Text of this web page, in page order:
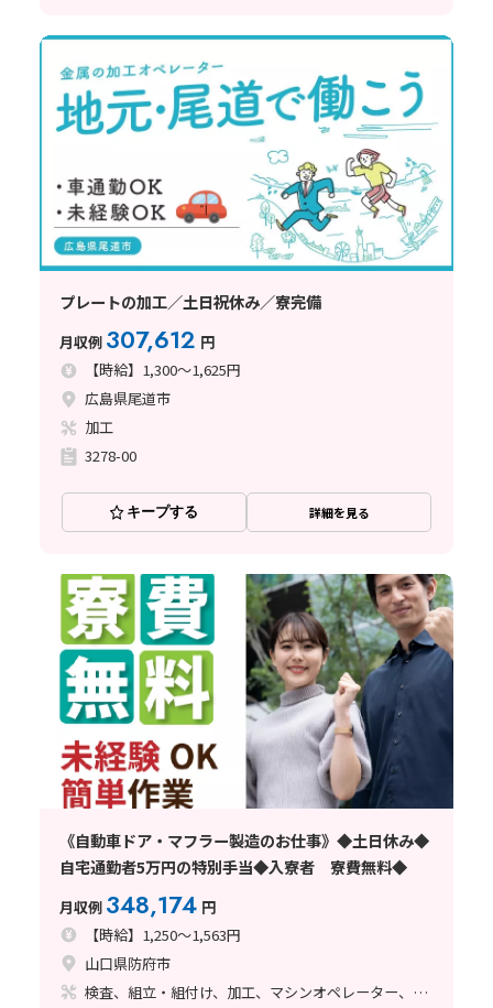
プレートの加工／土日祝休み／寮完備
月収例 307,612 円
【時給】1,300～1,625円
広島県尾道市
加工
3278-00
キープする 詳細を見る
《自動車ドア・マフラー製造のお仕事》◆土日休み◆
自宅通勤者5万円の特別手当◆入寮者 寮費無料◆
月収例 348,174 円
【時給】1,250～1,563円
山口県防府市
検査、組立・組付け、加工、マシンオペレーター、立ち作業